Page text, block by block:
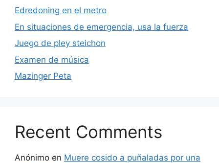
Edredoning en el metro
En situaciones de emergencia, usa la fuerza
Juego de pley steichon
Examen de música
Mazinger Peta
Recent Comments
Anónimo en Muere cosido a puñaladas por una